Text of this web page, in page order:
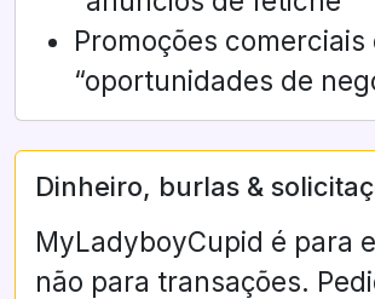
Promoções comerciais
“oportunidades de
Dinheiro, burlas &
MyLadyboyCupid é para
não para transações.